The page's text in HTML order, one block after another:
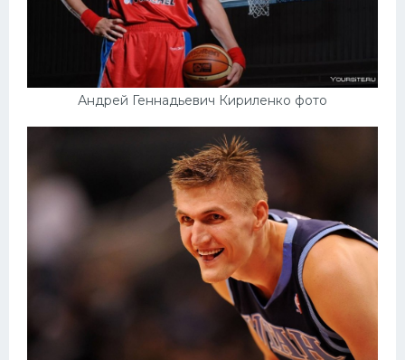
Андрей Геннадьевич Кириленко фото